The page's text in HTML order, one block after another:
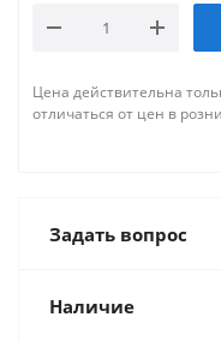
Цена действительна
отличаться от цен в
Задать вопрос
Наличие